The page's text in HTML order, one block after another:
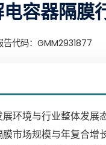
容器隔膜
告代码：GMM2931877
环境与行业整体发
市场规模与年复合